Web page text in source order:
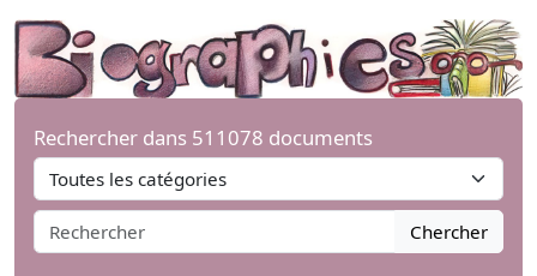
Rechercher dans 511078 documents
Chercher